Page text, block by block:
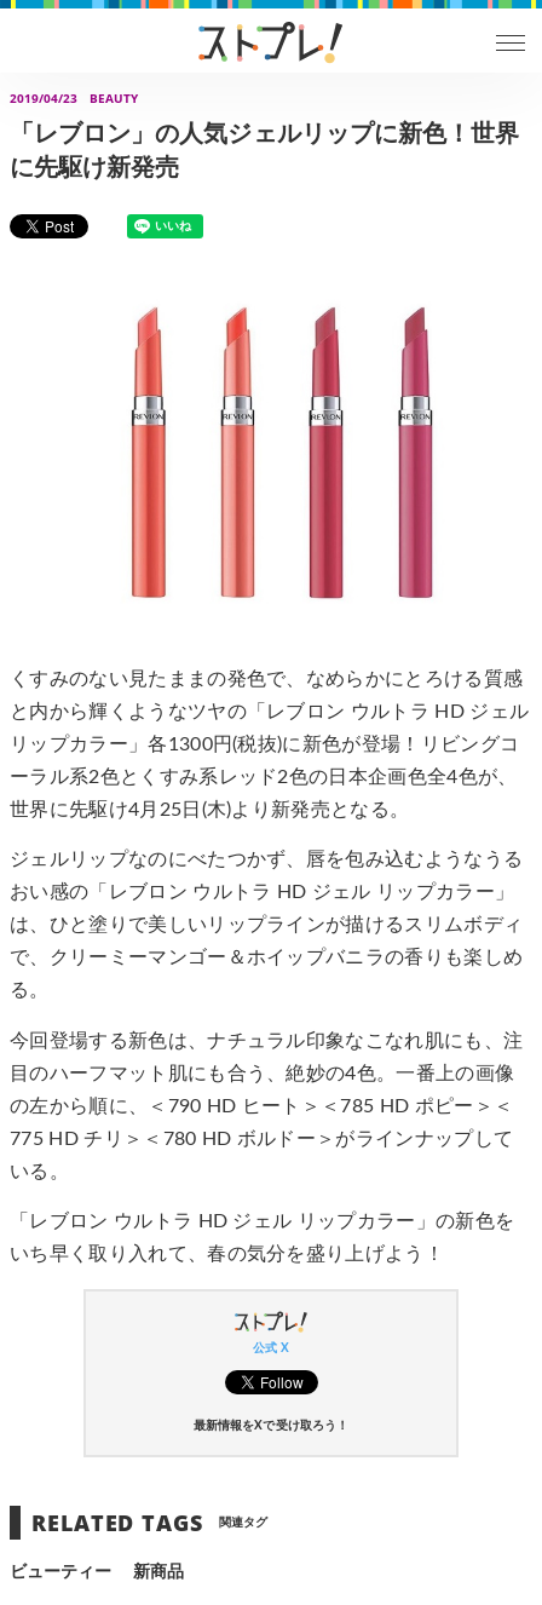
2019/04/23 BEAUTY
「レブロン」の人気ジェルリップに新色！世界
に先駆け新発売
くすみのない見たままの発色で、なめらかにとろける質感
と内から輝くようなツヤの「レブロン ウルトラ HD ジェル
リップカラー」各1300円(税抜)に新色が登場！リビングコ
ーラル系2色とくすみ系レッド2色の日本企画色全4色が、
世界に先駆け4月25日(木)より新発売となる。
ジェルリップなのにべたつかず、唇を包み込むようなうる
おい感の「レブロン ウルトラ HD ジェル リップカラー」
は、ひと塗りで美しいリップラインが描けるスリムボディ
で、クリーミーマンゴー＆ホイップバニラの香りも楽しめ
る。
今回登場する新色は、ナチュラル印象なこなれ肌にも、注
目のハーフマット肌にも合う、絶妙の4色。一番上の画像
の左から順に、＜790 HD ヒート＞＜785 HD ポピー＞＜
775 HD チリ＞＜780 HD ボルドー＞がラインナップして
いる。
「レブロン ウルトラ HD ジェル リップカラー」の新色を
いち早く取り入れて、春の気分を盛り上げよう！
公式 X
最新情報をXで受け取ろう！
RELATED TAGS 関連タグ
ビューティー 新商品